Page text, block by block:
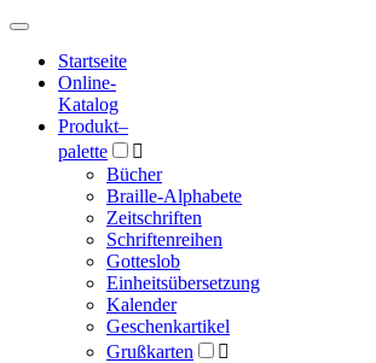
Hauptmenü
Hauptmenü
Startseite
Online-
Katalog
Produkt–
palette

Bücher
Braille-Alphabete
Zeitschriften
Schriftenreihen
Gotteslob
Einheitsübersetzung
Kalender
Geschenkartikel
Grußkarten
